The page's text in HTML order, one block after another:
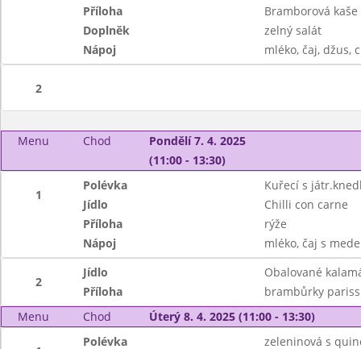
Příloha
Bramborová kaše
Doplněk
zelný salát
Nápoj
mléko, čaj, džus,
2
Menu Chod
Pondělí 7. 4. 2025
(11:00 - 13:30)
1
Polévka
Kuřecí s
Jídlo
Chilli con carne
Příloha
rýže
Nápoj
mléko, čaj s
2
Jídlo
Obalované
Příloha
brambůrky
Menu
Chod Úterý 8. 4. 2025 (11:00 - 13:30)
Polévka
zeleninová s